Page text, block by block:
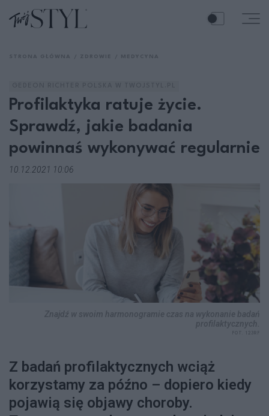
Profilaktyka ratuje życie.
Sprawdź, jakie badania
powinnaś wykonywać regularnie
10.12.2021 10:06
Z badań profilaktycznych wciąż
korzystamy za późno – dopiero kiedy
pojawią się objawy choroby.